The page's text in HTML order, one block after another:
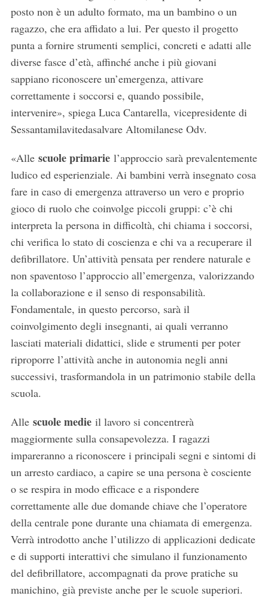
posto non è un adulto formato, ma un bambino o un
ragazzo, che era affidato a lui. Per questo il progetto
punta a fornire strumenti semplici, concreti e adatti alle
diverse fasce d’età, affinché anche i più giovani
sappiano riconoscere un’emergenza, attivare
correttamente i soccorsi e, quando possibile,
intervenire», spiega Luca Cantarella, vicepresidente di
Sessantamilavitedasalvare Altomilanese Odv.
«Alle scuole primariel’approccio sarà prevalentemente
ludico ed esperienziale. Ai bambini verrà insegnato cosa
fare in caso di emergenza attraverso un vero e proprio
gioco di ruolo che coinvolge piccoli gruppi: c’è chi
interpreta la persona in difficoltà, chi chiama i soccorsi,
chi verifica lo stato di coscienza e chi va a recuperare il
defibrillatore. Un’attività pensata per rendere naturale e
non spaventoso l’approccio all’emergenza, valorizzando
la collaborazione e il senso di responsabilità.
Fondamentale, in questo percorso, sarà il
coinvolgimento degli insegnanti, ai quali verranno
lasciati materiali didattici, slide e strumenti per poter
riproporre l’attività anche in autonomia negli anni
successivi, trasformandola in un patrimonio stabile della
scuola.
Alle scuole medieil lavoro si concentrerà
maggiormente sulla consapevolezza. I ragazzi
impareranno a riconoscere i principali segni e sintomi di
un arresto cardiaco, a capire se una persona è cosciente
o se respira in modo efficace e a rispondere
correttamente alle due domande chiave che l’operatore
della centrale pone durante una chiamata di emergenza.
Verrà introdotto anche l’utilizzo di applicazioni dedicate
e di supporti interattivi che simulano il funzionamento
del defibrillatore, accompagnati da prove pratiche su
manichino, già previste anche per le scuole superiori.